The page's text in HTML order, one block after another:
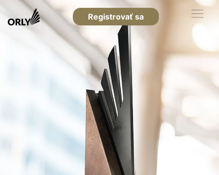
Registrovať sa